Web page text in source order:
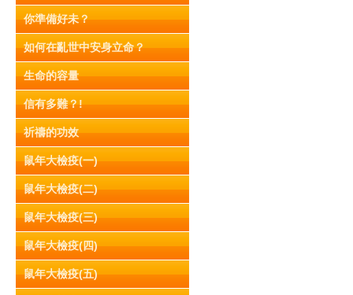
你準備好未？
如何在亂世中安身立命？
生命的容量
信有多難？!
祈禱的功效
鼠年大檢疫(一)
鼠年大檢疫(二)
鼠年大檢疫(三)
鼠年大檢疫(四)
鼠年大檢疫(五)